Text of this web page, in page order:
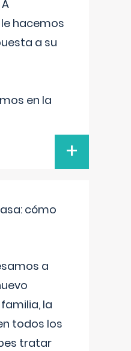
hacemos
a su
en la
+
cómo
a
la
todos los
tratar